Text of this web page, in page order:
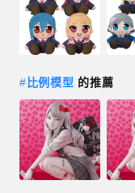
# 比例模型 的推薦